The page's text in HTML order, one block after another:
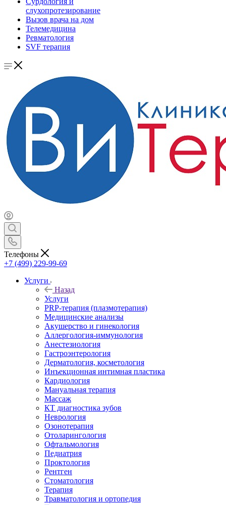
слухопротезирование
Вызов врача на дом
Телемедицина
Ревматология
SVF терапия
Телефоны
+7 (499) 229-99-69
Услуги
Назад
Услуги
PRP-терапия (плазмотерапия)
Медицинские анализы
Акушерство и гинекология
Аллергология-иммунология
Анестезиология
Гастроэнтерология
Дерматология, косметология
Инъекционная интимная пластика
Кардиология
Мануальная терапия
Массаж
КТ диагностика зубов
Неврология
Озонотерапия
Отоларингология
Офтальмология
Педиатрия
Проктология
Рентген
Стоматология
Терапия
Травматология и ортопедия